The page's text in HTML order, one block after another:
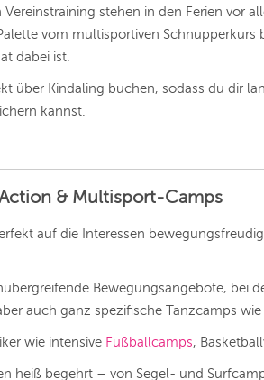
DÜSSELDORF
STUTTGART
ESSEN
DRESDEN
NÜRNBERG
ZÜRICH
stehen in den Ferien vor
vom multisportiven Schnupperkurs
dabei ist.
über Kindaling buchen, sodass du dir
kannst.
& Multisport-Camps
auf die Interessen
Bewegungsangebote, bei
auch ganz spezifische Tanzcamps
wie intensive Fußballcamps,
heiß begehrt – von Segel- und